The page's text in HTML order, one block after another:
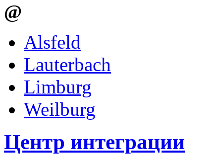
@
Alsfeld
Lauterbach
Limburg
Weilburg
Центр интеграции